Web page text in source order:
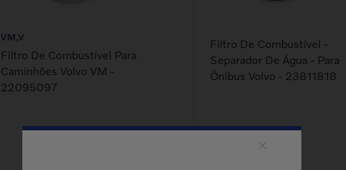
VM,V
Filtro De Combustível Para
Caminhões Volvo VM -
22095097
Filtro De Combustível -
Separador De Água - Para
Ônibus Volvo - 23811818